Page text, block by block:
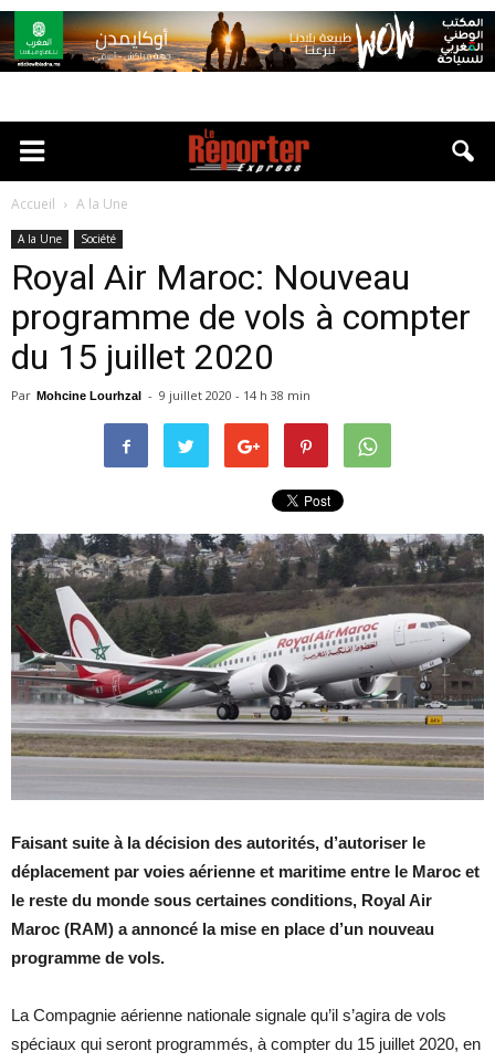
Accueil A la Une
A la Une Société
Royal Air Maroc: Nouveau
programme de vols à compter
du 15 juillet 2020
Par Mohcine Lourhzal - 9 juillet 2020 - 14 h 38 min
Faisant suite à la décision des autorités, d’autoriser le
déplacement par voies aérienne et maritime entre le Maroc et
le reste du monde sous certaines conditions, Royal Air
Maroc (RAM) a annoncé la mise en place d’un nouveau
programme de vols.
La Compagnie aérienne nationale signale qu’il s’agira de vols
spéciaux qui seront programmés, à compter du 15 juillet 2020, en